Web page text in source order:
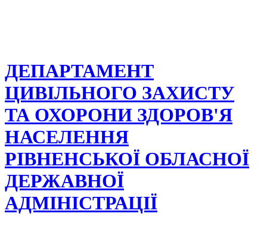
ДЕПАРТАМЕНТ
ЦИВІЛЬНОГО ЗАХИСТУ
ТА ОХОРОНИ ЗДОРОВ'Я
НАСЕЛЕННЯ
РІВНЕНСЬКОЇ ОБЛАСНОЇ
ДЕРЖАВНОЇ
АДМІНІСТРАЦІЇ